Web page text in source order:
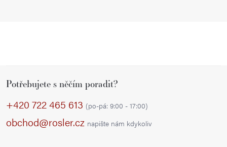
Potřebujete s něčím poradit?
+420 722 465 613 (po-pá: 9:00 - 17:00)
obchod@rosler.cz napište nám kdykoliv